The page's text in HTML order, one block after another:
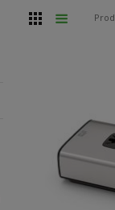
Siatka
Lista